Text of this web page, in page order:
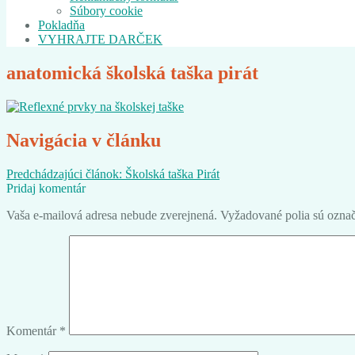
Súbory cookie
Pokladňa
VYHRAJTE DARČEK
anatomická školská taška pirát
Navigácia v článku
Predchádzajúci článok: Školská taška Pirát
Pridaj komentár
Vaša e-mailová adresa nebude zverejnená. Vyžadované polia sú
Komentár *